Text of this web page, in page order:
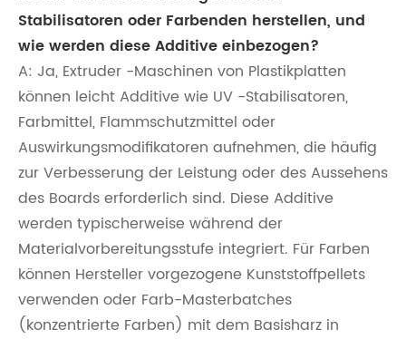
Stabilisatoren oder Farbenden herstellen, und
wie werden diese Additive einbezogen?
A: Ja, Extruder -Maschinen von Plastikplatten
können leicht Additive wie UV -Stabilisatoren,
Farbmittel, Flammschutzmittel oder
Auswirkungsmodifikatoren aufnehmen, die häufig
zur Verbesserung der Leistung oder des Aussehens
des Boards erforderlich sind. Diese Additive
werden typischerweise während der
Materialvorbereitungsstufe integriert. Für Farben
können Hersteller vorgezogene Kunststoffpellets
verwenden oder Farb-Masterbatches
(konzentrierte Farben) mit dem Basisharz in